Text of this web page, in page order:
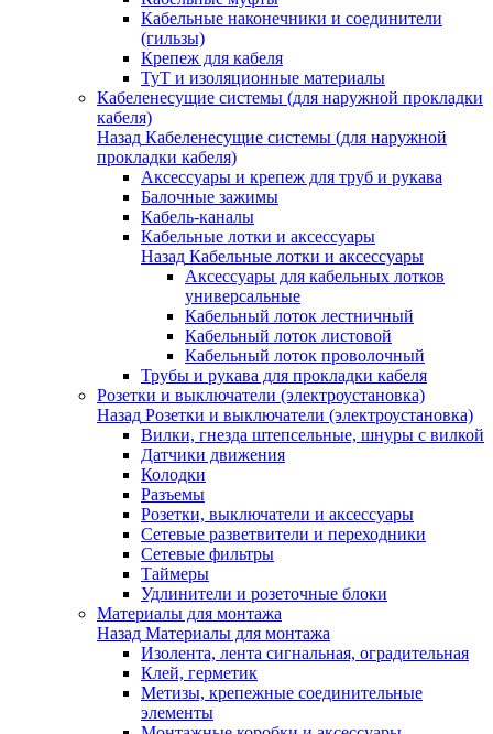
Кабельные наконечники и соединители
(гильзы)
Крепеж для кабеля
ТуТ и изоляционные материалы
Кабеленесущие системы (для наружной прокладки
кабеля)
Назад Кабеленесущие системы (для наружной
прокладки кабеля)
Аксессуары и крепеж для труб и рукава
Балочные зажимы
Кабель-каналы
Кабельные лотки и аксессуары
Назад Кабельные лотки и аксессуары
Аксессуары для кабельных лотков
универсальные
Кабельный лоток лестничный
Кабельный лоток листовой
Кабельный лоток проволочный
Трубы и рукава для прокладки кабеля
Розетки и выключатели (электроустановка)
Назад Розетки и выключатели (электроустановка)
Вилки, гнезда штепсельные, шнуры с вилкой
Датчики движения
Колодки
Разъемы
Розетки, выключатели и аксессуары
Сетевые разветвители и переходники
Сетевые фильтры
Таймеры
Удлинители и розеточные блоки
Материалы для монтажа
Назад Материалы для монтажа
Изолента, лента сигнальная, оградительная
Клей, герметик
Метизы, крепежные соединительные
элементы